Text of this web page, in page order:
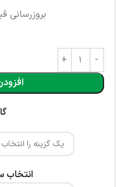
بروزرسانی قیمت: ۱۸
انتخاب